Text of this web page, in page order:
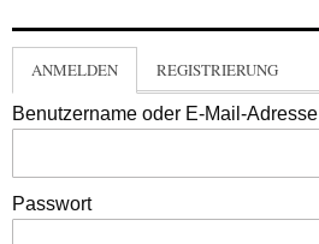
ANMELDEN REGISTRIERUNG
Benutzername oder E-Mail-Adresse
Passwort